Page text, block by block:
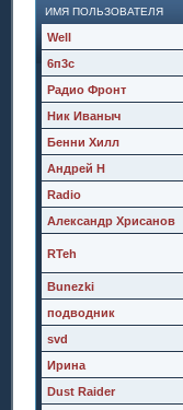
ИМЯ ПОЛЬЗОВАТЕЛЯ
Well
6п3с
Радио Фронт
Ник Иваныч
Бенни Хилл
Андрей Н
Radio
Александр Хрисанов
RTeh
Bunezki
подводник
svd
Ирина
Dust Raider